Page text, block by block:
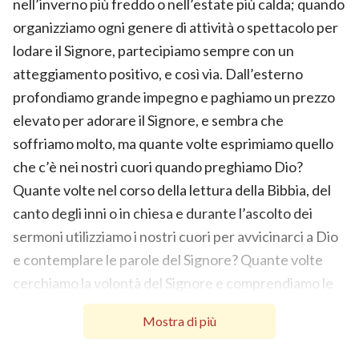
nell’inverno più freddo o nell’estate più calda; quando
organizziamo ogni genere di attività o spettacolo per
lodare il Signore, partecipiamo sempre con un
atteggiamento positivo, e così via. Dall’esterno
profondiamo grande impegno e paghiamo un prezzo
elevato per adorare il Signore, e sembra che
soffriamo molto, ma quante volte esprimiamo quello
che c’è nei nostri cuori quando preghiamo Dio?
Quante volte nel corso della lettura della Bibbia, del
canto degli inni o in chiesa e durante l’ascolto dei
sermoni utilizziamo i nostri cuori per avvicinarci a Dio
e contemplare le parole del Signore? Quante volte
cerchiamo la volontà del Signore e comprendiamo le
Sue parole mentre adoriamo Dio? Alcuni fratelli e
sorelle praticano in questo modo da molti anni,
Mostra di più